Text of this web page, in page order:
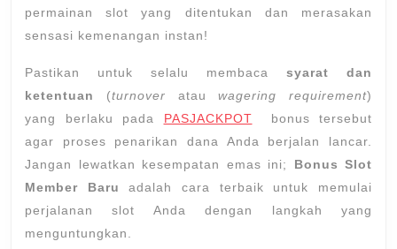
permainan slot yang ditentukan dan merasakan
sensasi kemenangan instan!
Pastikan untuk selalu membaca syarat dan
ketentuan
(turnover atauwagering requirement)
yang berlaku pada PASJACKPOT bonus tersebut
agar proses penarikan dana Anda berjalan lancar.
Jangan lewatkan kesempatan emas ini; Bonus Slot
Member Baru
adalah cara terbaik untuk memulai
perjalanan slot Anda dengan langkah yang
menguntungkan.